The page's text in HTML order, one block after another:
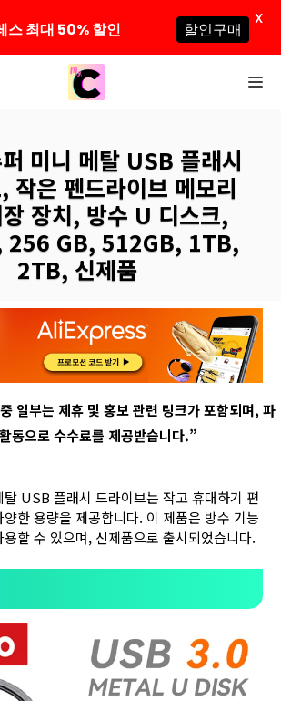
미니 메탈 USB 플래시
작은 펜드라이브 메모리
장치, 방수 U 디스크,
256 GB, 512GB, 1TB,
2TB, 신제품
일부는 제휴 및 홍보 관련 링크가 포함되며, 파
동으로 수수료를 제공받습니다.”
탈 USB 플래시 드라이브는 작고 휴대하기 편
한 용량을 제공합니다. 이 제품은 방수 기능
할 수 있으며, 신제품으로 출시되었습니다.
스 최대 50% 할인 할인구매
X